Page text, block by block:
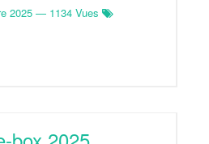
2025 — 1134 Vues